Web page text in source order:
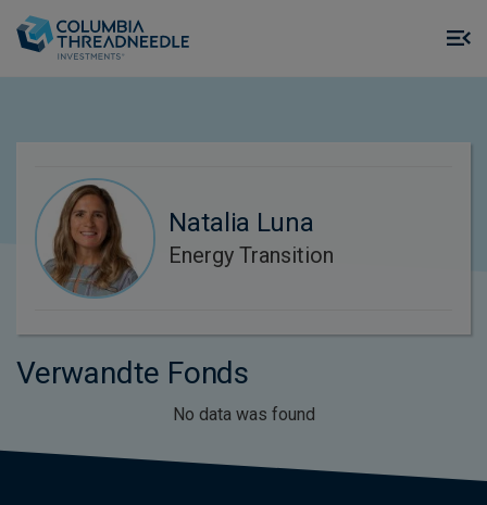
Natalia Luna
Energy Transition
Verwandte Fonds
No data was found